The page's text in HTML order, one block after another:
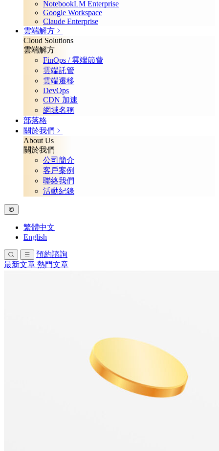
NotebookLM Enterprise
Google Workspace
Claude Enterprise
雲端解方
Cloud Solutions
雲端解方
FinOps / 雲端節費
雲端託管
雲端遷移
DevOps
CDN 加速
網域名稱
部落格
關於我們
About Us
關於我們
公司簡介
客戶案例
聯絡我們
活動紀錄
繁體中文
English
預約諮詢
最新文章 熱門文章